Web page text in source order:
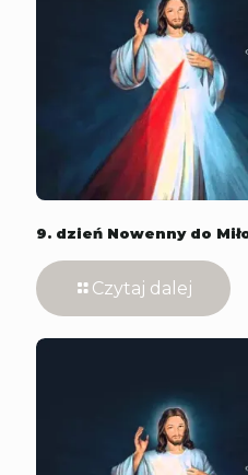
9. dzień Nowenny do
Czytaj dalej